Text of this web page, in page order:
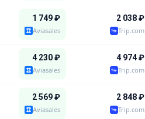
1 749₽
Aviasales
2 038₽
Trip.com
4 230₽
Aviasales
4 974₽
Trip.com
2 569₽
Aviasales
2 848₽
Trip.com